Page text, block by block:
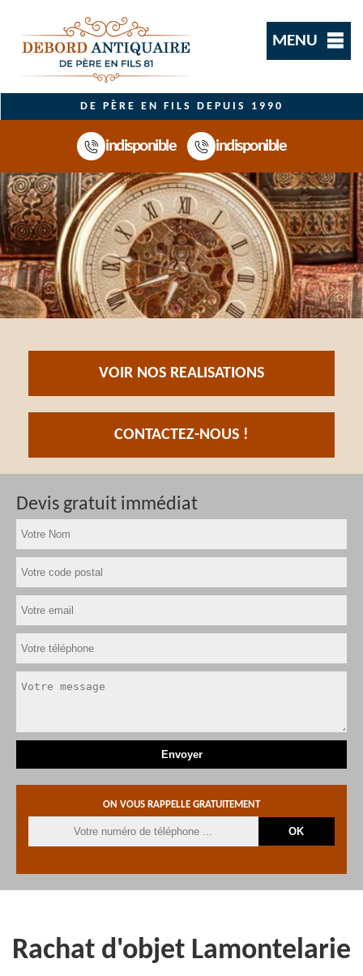
MENU
DE PÈRE EN FILS DEPUIS 1990
indisponible indisponible
VOIR NOS REALISATIONS
CONTACTEZ-NOUS !
Devis gratuit immédiat
ON VOUS RAPPELLE GRATUITEMENT
Rachat d'objet Lamontelarie